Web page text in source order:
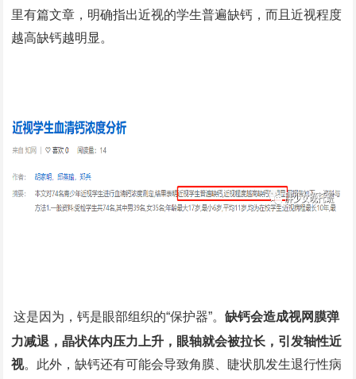
里有篇文章，明确指出近视的学生普遍缺钙，而且近视程度
越高缺钙越明显。
这是因为，钙是眼部组织的“保护器”。缺钙会造成视网膜弹
力减退，晶状体内压力上升，眼轴就会被拉长，引发轴性近
视。此外，缺钙还有可能会导致角膜、睫状肌发生退行性病